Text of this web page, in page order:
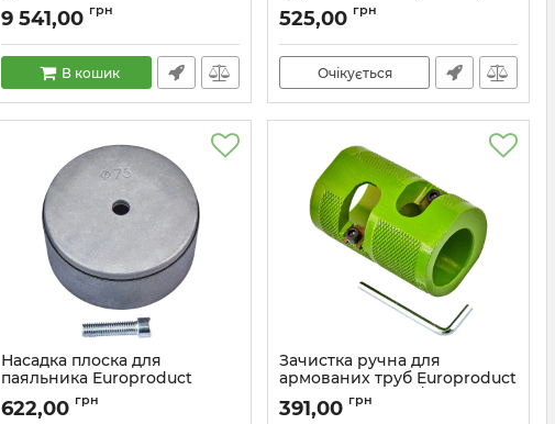
Артикул: KA0007
9 541,00 грн
В кошик
Артикул: KA0008
525,00 грн
Очікується
Насадка плоска для
паяльника Europroduct
EP.WS110 PPR труб 110mm
(EP6106)
622,00 грн
Зачистка ручна для
армованих труб Europroduct
EP.WP032 PPR 32/40mm
(EP6117)
391,00 грн